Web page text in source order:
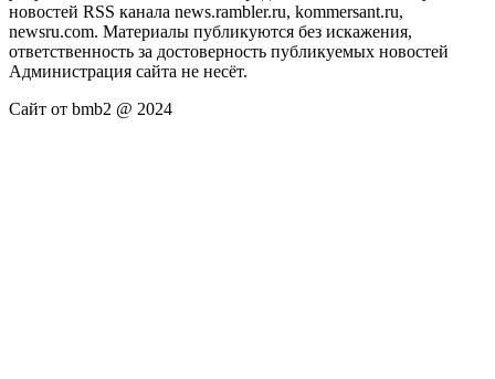
новостей RSS канала news.rambler.ru, kommersant.ru,
newsru.com. Материалы публикуются без искажения,
ответственность за достоверность публикуемых новостей
Администрация сайта не несёт.
Сайт от bmb2 @ 2024